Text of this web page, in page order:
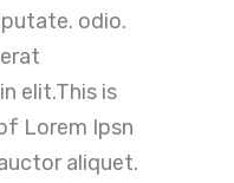
odio.
elit.This is
Lorem Ipsn
aliquet.